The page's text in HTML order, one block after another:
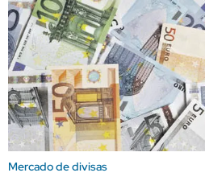
Mercado de divisas